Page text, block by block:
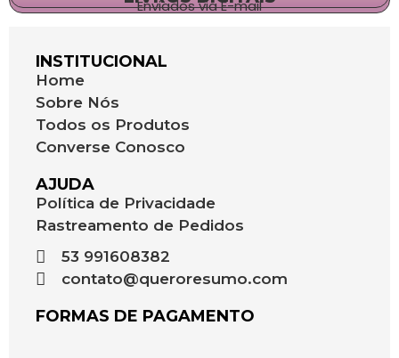
Enviados via E-mail
INSTITUCIONAL
Home
Sobre Nós
Todos os Produtos
Converse Conosco
AJUDA
Política de Privacidade
Rastreamento de Pedidos
53 991608382
contato@queroresumo.com
FORMAS DE PAGAMENTO